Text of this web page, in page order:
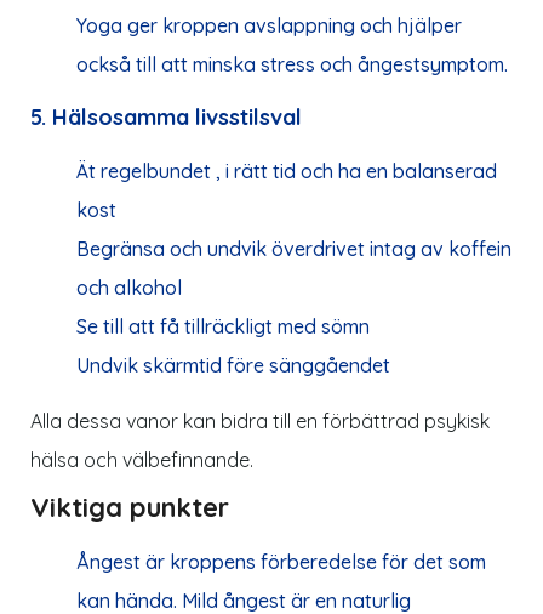
Yoga ger kroppen avslappning och hjälper
också till att minska stress och ångestsymptom.
5. Hälsosamma livsstilsval
Ät regelbundet , i rätt tid och ha en balanserad
kost
Begränsa och undvik överdrivet intag av koffein
och alkohol
Se till att få tillräckligt med sömn
Undvik skärmtid före sänggåendet
Alla dessa vanor kan bidra till en förbättrad psykisk
hälsa och välbefinnande.
Viktiga punkter
Ångest är kroppens förberedelse för det som
kan hända. Mild ångest är en naturlig